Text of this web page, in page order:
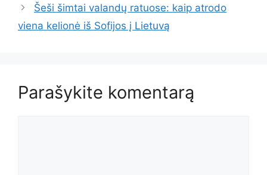
Šeši šimtai valandų ratuose: kaip atrodo
viena kelionė iš Sofijos į Lietuvą
Parašykite komentarą